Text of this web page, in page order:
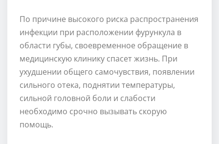
По причине высокого риска распространения
инфекции при расположении фурункула в
области губы, своевременное обращение в
медицинскую клинику спасет жизнь. При
ухудшении общего самочувствия, появлении
сильного отека, поднятии температуры,
сильной головной боли и слабости
необходимо срочно вызывать скорую
помощь.